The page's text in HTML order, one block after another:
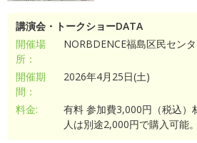
講演会・トークショーDATA
開催場
所：
NORBDENCE福島区民セン
開催期
間：
2026年4月25日(土)
料金:
有料 参加費3,000円（税込
人は別途2,000円で購入可能。